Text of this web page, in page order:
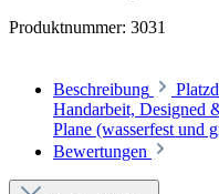
Produktnummer: 3031
Beschreibung
Handarbeit, Designed
Plane (wasserfest und
Bewertungen